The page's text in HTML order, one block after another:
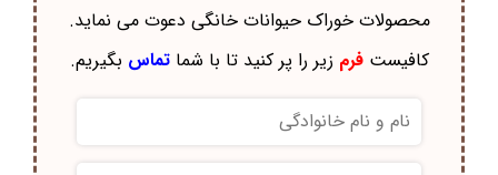
محصولات خوراک حيوانات خانگی دعوت می نماید.
کافیستفرم زیر را پر کنید تا با شماتماس بگیریم.
نام
و